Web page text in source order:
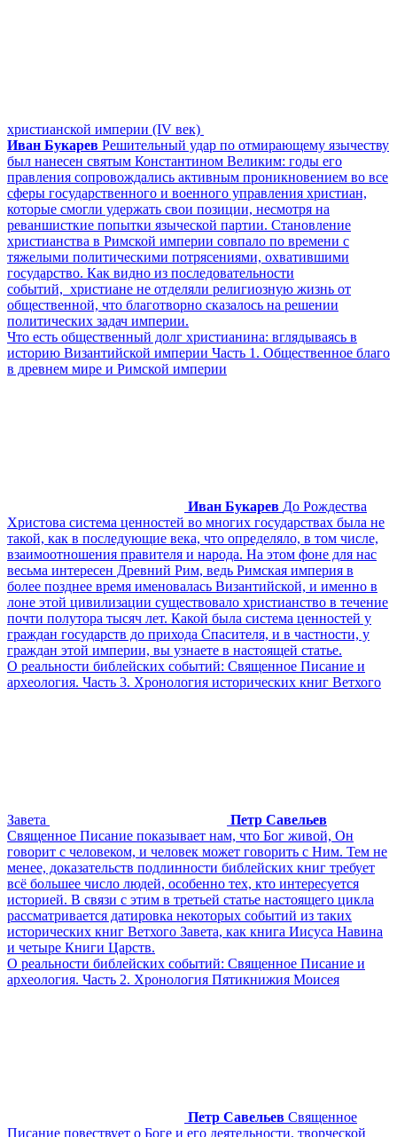
христианской империи (IV век)
Иван Букарев Решительный удар по отмирающему язычеству
был нанесен святым Константином Великим: годы его
правления сопровождались активным проникновением во все
сферы государственного и военного управления христиан,
которые смогли удержать свои позиции, несмотря на
реваншисткие попытки языческой партии. Становление
христианства в Римской империи совпало по времени с
тяжелыми политическими потрясениями, охватившими
государство. Как видно из последовательности
событий, христиане не отделяли религиозную жизнь от
общественной, что благотворно сказалось на решении
политических задач империи.
Что есть общественный долг христианина: вглядываясь в
историю Византийской империи Часть 1. Общественное благо
в древнем мире и Римской империи
Иван Букарев До Рождества
Христова система ценностей во многих государствах была не
такой, как в последующие века, что определяло, в том числе,
взаимоотношения правителя и народа. На этом фоне для нас
весьма интересен Древний Рим, ведь Римская империя в
более позднее время именовалась Византийской, и именно в
лоне этой цивилизации существовало христианство в течение
почти полутора тысяч лет. Какой была система ценностей у
граждан государств до прихода Спасителя, и в частности, у
граждан этой империи, вы узнаете в настоящей статье.
О реальности библейских событий: Священное Писание и
археология. Часть 3. Хронология исторических книг Ветхого
Завета
Петр Савельев
Священное Писание показывает нам, что Бог живой, Он
говорит с человеком, и человек может говорить с Ним. Тем не
менее, доказательств подлинности библейских книг требует
всё большее число людей, особенно тех, кто интересуется
историей. В связи с этим в третьей статье настоящего цикла
рассматривается датировка некоторых событий из таких
исторических книг Ветхого Завета, как книга Иисуса Навина
и четыре Книги Царств.
О реальности библейских событий: Священное Писание и
археология. Часть 2. Хронология Пятикнижия Моисея
Петр Савельев Священное
Писание повествует о Боге и его деятельности, творческой